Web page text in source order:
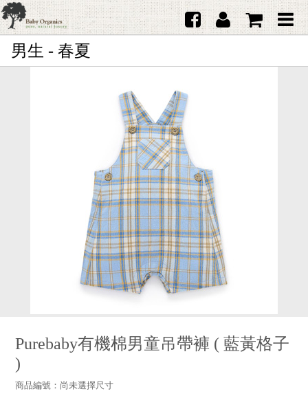
首頁
韓國Merebe寶寶配件
客服專區
男生 - 春夏
Purebaby有機棉男童吊帶褲 (藍黃格子
)
商品編號： 尚未選擇尺寸